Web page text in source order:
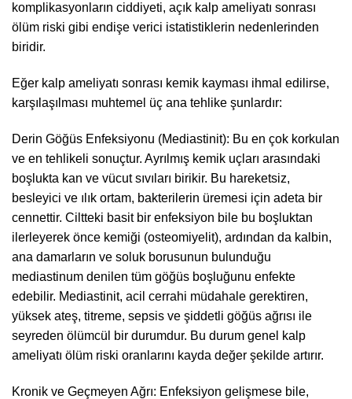
komplikasyonların ciddiyeti, açık kalp ameliyatı sonrası
ölüm riski gibi endişe verici istatistiklerin nedenlerinden
biridir.
Eğer kalp ameliyatı sonrası kemik kayması ihmal edilirse,
karşılaşılması muhtemel üç ana tehlike şunlardır:
Derin Göğüs Enfeksiyonu (Mediastinit): Bu en çok korkulan
ve en tehlikeli sonuçtur. Ayrılmış kemik uçları arasındaki
boşlukta kan ve vücut sıvıları birikir. Bu hareketsiz,
besleyici ve ılık ortam, bakterilerin üremesi için adeta bir
cennettir. Ciltteki basit bir enfeksiyon bile bu boşluktan
ilerleyerek önce kemiği (osteomiyelit), ardından da kalbin,
ana damarların ve soluk borusunun bulunduğu
mediastinum denilen tüm göğüs boşluğunu enfekte
edebilir. Mediastinit, acil cerrahi müdahale gerektiren,
yüksek ateş, titreme, sepsis ve şiddetli göğüs ağrısı ile
seyreden ölümcül bir durumdur. Bu durum genel kalp
ameliyatı ölüm riski oranlarını kayda değer şekilde artırır.
Kronik ve Geçmeyen Ağrı: Enfeksiyon gelişmese bile,